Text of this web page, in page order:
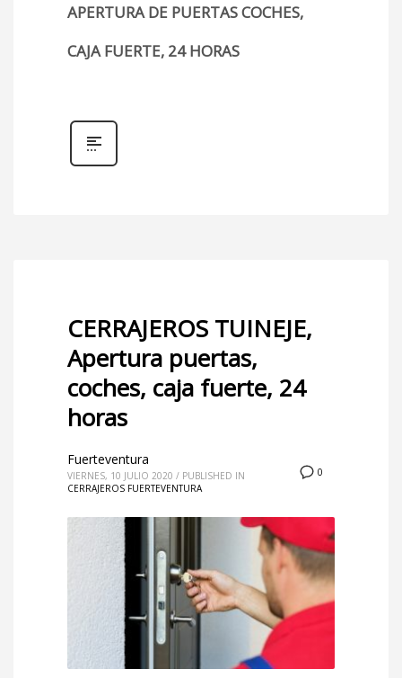
APERTURA DE PUERTAS COCHES,
CAJA FUERTE, 24 HORAS
CERRAJEROS TUINEJE,
Apertura puertas,
coches, caja fuerte, 24
horas
0
Fuerteventura
VIERNES, 10 JULIO 2020 / PUBLISHED IN
CERRAJEROS FUERTEVENTURA